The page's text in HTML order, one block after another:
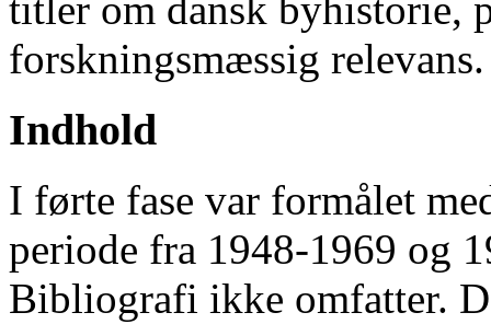
forskningsmæssig relevans.
Indhold
I førte fase var formålet
periode fra 1948-1969 og
Bibliografi ikke omfatter.